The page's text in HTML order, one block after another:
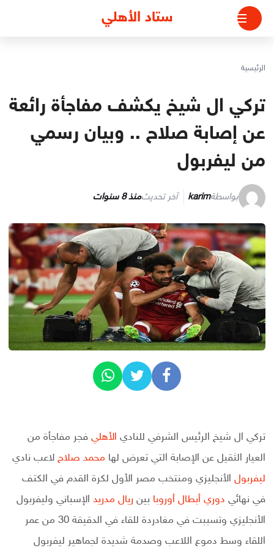
التجاوز
المحتوى
ستاد الأهلي
الرئيسية
تركي ال شيخ يكشف مفاجأة رائعة
عن إصابة صلاح .. وبيان رسمي
من ليفربول
بواسطةkarim آخر تحديثمنذ 8 سنوات
تركي ال شيخ الرئيس الشرفي للنادي الأهلي فجر مفاجأة من
العيار الثقيل عن الإصابة التي تعرض لها محمد صلاح لاعب نادي
ليفربول الأنجليزي ومنتخب مصر الأول لكرة القدم في الكتف
في نهائي دوري أبطال أوروبا بين ريال مدريد الإسباني وليفربول
الأنجليزي وتسببت في مغادردة للقاء في الدقيقة 30 من عمر
اللقاء وسط دموع اللاعب وصدمة شديدة لجماهير ليفربول